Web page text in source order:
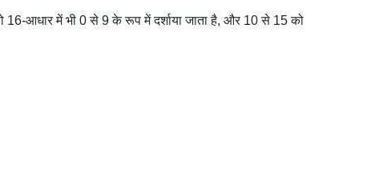
आधार में भी 0 से 9 के रूप में दर्शाया जाता है, और 10 से 15 को